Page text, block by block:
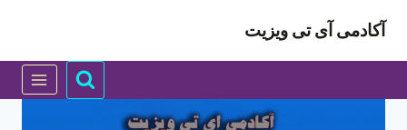
محتوا
آکادمی آی تی ویزیت